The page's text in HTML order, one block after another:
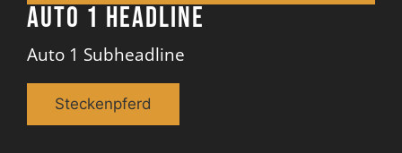
Auto 1 Headline
Auto 1 Subheadline
Steckenpferd